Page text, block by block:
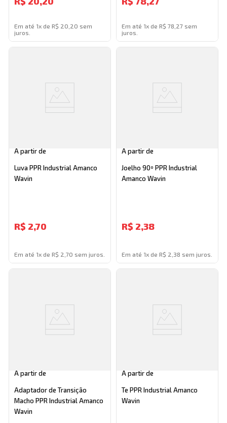
Em até 1x de R$ 20,20 sem
juros.
Em até 1x de R$ 78,27 sem
juros.
Luva PPR Industrial Amanco
Wavin
A partir de
R$ 2,70
Em até 1x de R$ 2,70 sem juros.
Joelho 90º PPR Industrial
Amanco Wavin
A partir de
R$ 2,38
Em até 1x de R$ 2,38 sem juros.
Adaptador de Transição
Macho PPR Industrial Amanco
Wavin
A partir de
Te PPR Industrial Amanco
Wavin
A partir de